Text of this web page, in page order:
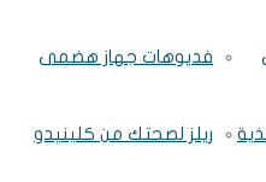
فديوهات جهاز هضمى
ريلز لصحتك من كلينيدو